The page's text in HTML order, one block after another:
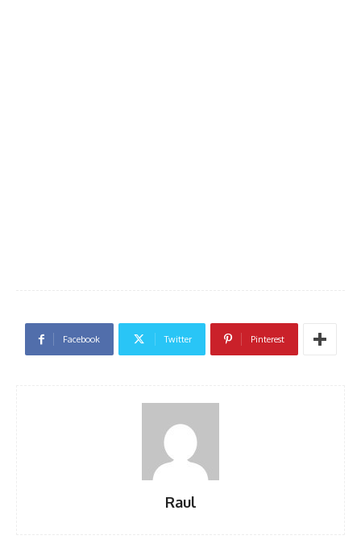
Facebook Twitter Pinterest
Raul